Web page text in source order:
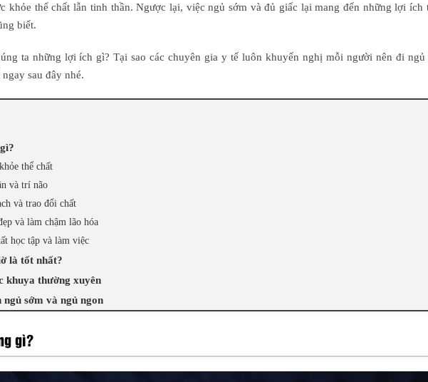
khỏe thể chất lẫn tinh thần. Ngược lại, việc ngủ sớm và đủ giấc lại mang đến những lợi ích
biết.
ta những lợi ích gì? Tại sao các chuyên gia y tế luôn khuyến nghị mỗi người nên đi ngủ
sau đây nhé.
thể chất
và trí não
và trao đổi chất
và làm chậm lão hóa
học tập và làm việc
là tốt nhất?
khuya thường xuyên
sớm và ngủ ngon
gì?